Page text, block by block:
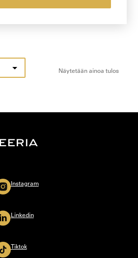
Näytetään ainoa tulos
Instagram
Linkedin
Tiktok